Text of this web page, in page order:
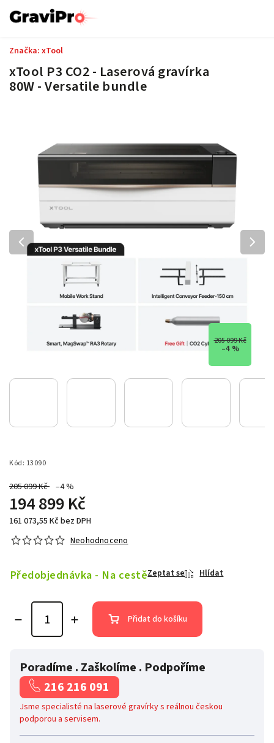
xTool P3 CO2 - Laserová gravírka
80W - Versatile bundle
205 099 Kč
–4 %
Kód: 13090
205 099 Kč –4 %
194 899 Kč
161 073,55 Kč bez DPH
Neohodnoceno
Značka: xTool
Předobjednávka - Na cestěZeptat se Hlídat
Přidat do košíku
Poradíme . Zaškolíme . Podpoříme
216 216 091
Jsme specialisté na laserové gravírky s reálnou českou
podporou a servisem.